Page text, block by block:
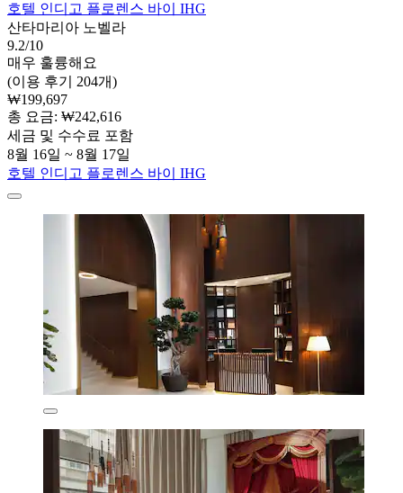
호텔 인디고 플로렌스 바이 IHG
산타마리아 노벨라
9.2/10
매우 훌륭해요
(이용 후기 204개)
₩199,697
총 요금: ₩242,616
세금 및 수수료 포함
8월 16일 ~ 8월 17일
호텔 인디고 플로렌스 바이 IHG